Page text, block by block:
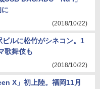
(2018/10/22)
ルに松竹がシネコン。1
歌舞伎も
(2018/10/22)
X」初上陸。福岡11月